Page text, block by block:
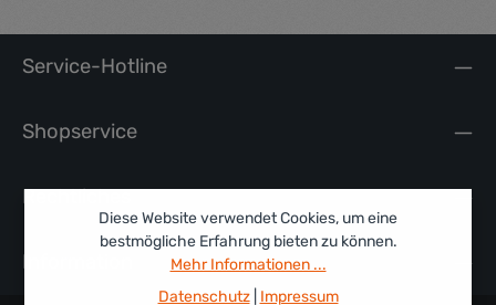
Service-Hotline
Shopservice
Rechtliches
Information
Diese Website verwendet Cookies, um eine
bestmögliche Erfahrung bieten zu können.
Mehr Informationen ...
Datenschutz| Impressum